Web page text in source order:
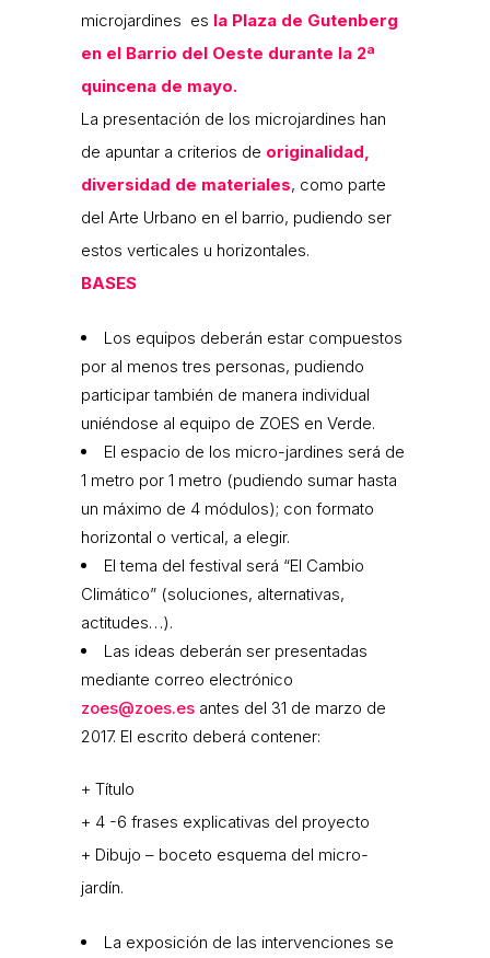
microjardines es la Plaza de Gutenberg
en el Barrio del Oeste durante la 2ª
quincena de mayo.
La presentación de los microjardines han
de apuntar a criterios de originalidad,
diversidad de materiales, como parte
del Arte Urbano en el barrio, pudiendo ser
estos verticales u horizontales.
BASES
Los equipos deberán estar compuestos
por al menos tres personas, pudiendo
participar también de manera individual
uniéndose al equipo de ZOES en Verde.
El espacio de los micro-jardines será de
1 metro por 1 metro (pudiendo sumar hasta
un máximo de 4 módulos); con formato
horizontal o vertical, a elegir.
El tema del festival será “El Cambio
Climático” (soluciones, alternativas,
actitudes…).
Las ideas deberán ser presentadas
mediante correo electrónico
zoes@zoes.es antes del 31 de marzo de
2017. El escrito deberá contener:
+ Título
+ 4 -6 frases explicativas del proyecto
+ Dibujo – boceto esquema del micro-
jardín.
La exposición de las intervenciones se